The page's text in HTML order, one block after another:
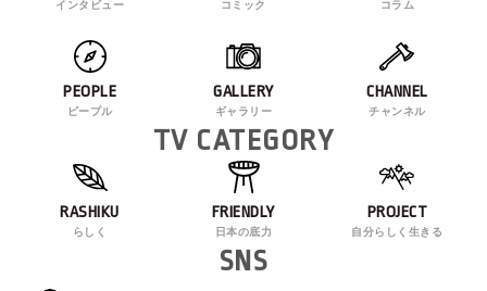
インタビュー コミック コラム
PEOPLE
ピープル
GALLERY
ギャラリー
CHANNEL
チャンネル
TV CATEGORY
RASHIKU
らしく
FRIENDLY
日本の底力
PROJECT
自分らしく生きる
SNS